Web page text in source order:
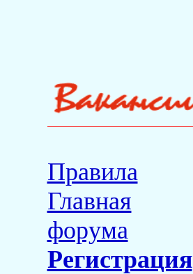
Правила
Главная
форума
Регистрация